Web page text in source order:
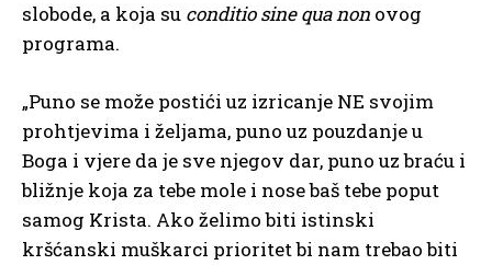
slobode, a koja su conditio sine qua non ovog
programa.
„Puno se može postići uz izricanje NE svojim
prohtjevima i željama, puno uz pouzdanje u
Boga i vjere da je sve njegov dar, puno uz braću i
bližnje koja za tebe mole i nose baš tebe poput
samog Krista. Ako želimo biti istinski
kršćanski muškarci prioritet bi nam trebao biti